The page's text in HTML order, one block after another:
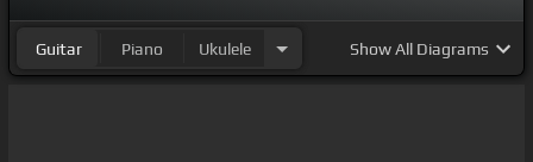
Guitar Piano Ukulele ShowAll Diagrams